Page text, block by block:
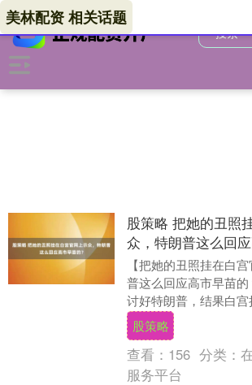
美林配资 相关话题
股策略 把她的丑照
众，特朗普这么回
【把她的丑照挂在白
普这么回应高市早苗
讨好特朗普，结果白
网站上？ 日本网友已经
日，白宫在官网....
股策略
查看： 156 分类：
服务平台